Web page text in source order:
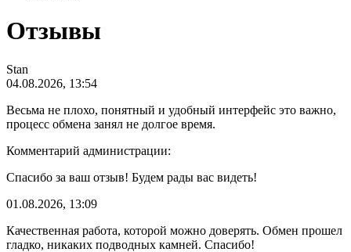
Отзывы
Stan
04.08.2026, 13:54
Весьма не плохо, понятный и удобный интерфейс это важно,
процесс обмена занял не долгое время.
Комментарий администрации:
Спасибо за ваш отзыв! Будем рады вас видеть!
01.08.2026, 13:09
Качественная работа, которой можно доверять. Обмен прошел
гладко, никаких подводных камней. Спасибо!